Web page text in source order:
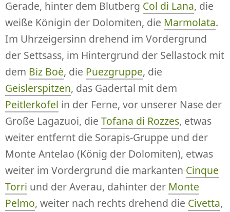
Gerade, hinter dem Blutberg Col di Lana, die
weiße Königin der Dolomiten, die Marmolata.
Im Uhrzeigersinn drehend im Vordergrund
der Settsass, im Hintergrund der Sellastock mit
dem Biz Boè, die Puezgruppe, die
Geislerspitzen, das Gadertal mit dem
Peitlerkofel in der Ferne, vor unserer Nase der
Große Lagazuoi, die Tofana di Rozzes, etwas
weiter entfernt die Sorapis-Gruppe und der
Monte Antelao (König der Dolomiten), etwas
weiter im Vordergrund die markanten Cinque
Torri und der Averau, dahinter der Monte
Pelmo, weiter nach rechts drehend die Civetta,